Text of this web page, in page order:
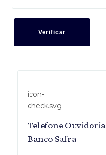
Verificar
Telefone Ouvidoria
Banco Safra